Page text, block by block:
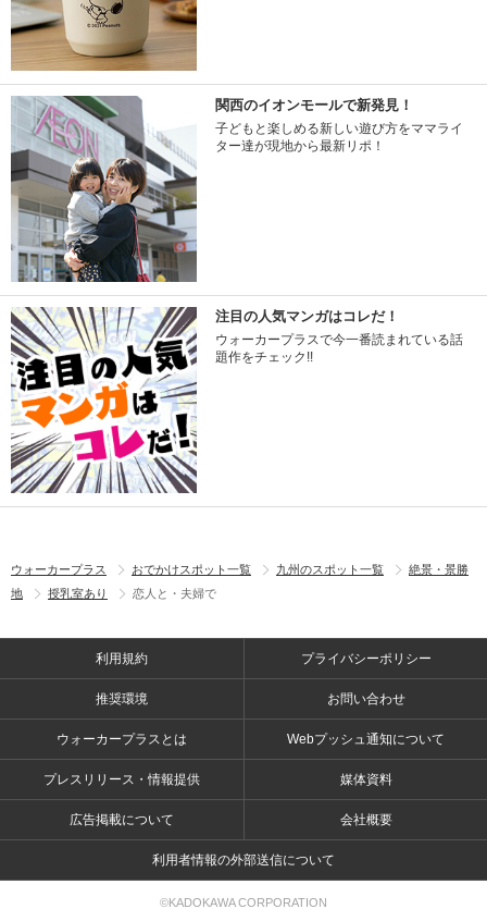
関西のイオンモールで新発見！
子どもと楽しめる新しい遊び方をママライ
ター達が現地から最新リポ！
注目の人気マンガはコレだ！
ウォーカープラスで今一番読まれている話
題作をチェック!!
ウォーカープラス おでかけスポット一覧 九州のスポット一覧
絶景・景勝
地
授乳室あり 恋人と・夫婦で
利用規約 プライバシーポリシー
推奨環境 お問い合わせ
ウォーカープラスとは Webプッシュ通知について
プレスリリース・情報提供 媒体資料
広告掲載について 会社概要
利用者情報の外部送信について
©KADOKAWA CORPORATION